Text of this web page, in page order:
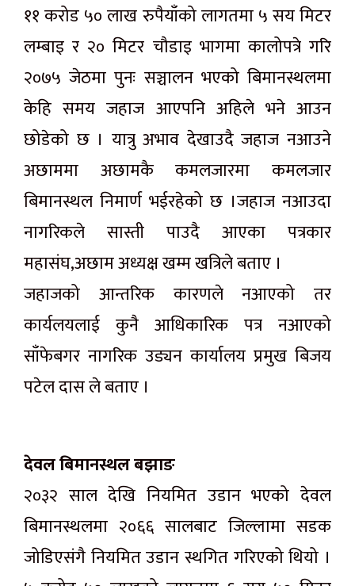
११ करोड ५० लाख रुपैयाँको लागतमा ५ सय मिटर
लम्बाइ र २० मिटर चौडाइ भागमा कालोपत्रे गरि
२०७५ जेठमा पुनः सञ्चालन भएको बिमानस्थलमा
केहि समय जहाज आएपनि अहिले भने आउन
छोडेको छ । यात्रु अभाव देखाउदै जहाज नआउने
अछाममा अछामकै कमलजारमा कमलजार
बिमानस्थल निमार्ण भईरहेको छ ।जहाज नआउदा
नागरिकले सास्ती पाउदै आएका पत्रकार
महासंघ,अछाम अध्यक्ष खम्म खत्रिले बताए ।
जहाजको आन्तरिक कारणले नआएको तर
कार्यलयलाई कुनै आधिकारिक पत्र नआएको
साँफेबगर नागरिक उड्यन कार्यालय प्रमुख बिजय
पटेल दास ले बताए ।
देवल बिमानस्थल बझाङ
२०३२ साल देखि नियमित उडान भएको देवल
बिमानस्थलमा २०६६ सालबाट जिल्लामा सडक
जोडिएसंगै नियमित उडान स्थगित गरिएको थियो ।